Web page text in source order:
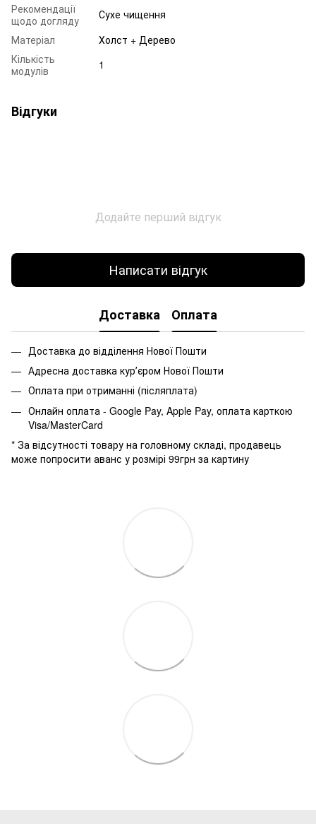
Рекомендації
щодо догляду
Сухе чищення
Матеріал
Холст + Дерево
Кількість
модулів
1
Відгуки
Додайте перший відгук
Написати відгук
Доставка Оплата
Доставка до відділення Нової Пошти
Адресна доставка курʼєром Нової Пошти
Оплата при отриманні (післяплата)
Онлайн оплата - Google Pay, Apple Pay, оплата карткою
Visa/MasterCard
* За відсутності товару на головному складі, продавець
може попросити аванс у розмірі 99грн за картину